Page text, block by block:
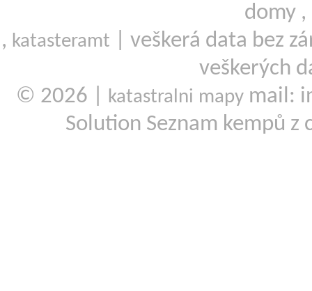
domy ,
, katasteramt
| veškerá data bez
veškerých
© 2026 |
katastralni mapy mail:
Solution Seznam kempů z